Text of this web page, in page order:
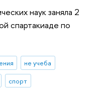
наук заняла 2
спартакиаде по
не учеба
спорт